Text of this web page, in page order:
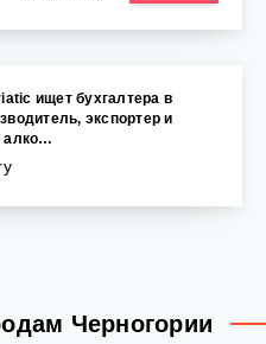
ищет бухгалтера в
экспортер и
алко…
Черногории